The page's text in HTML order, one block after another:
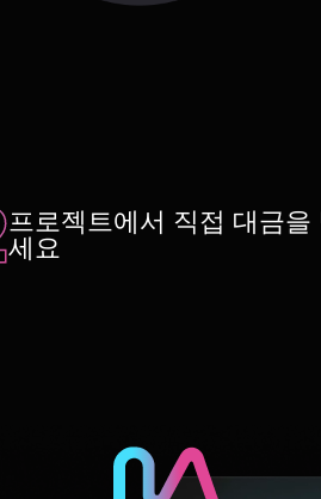
프로젝트에서 직접 대금을
세요